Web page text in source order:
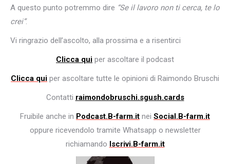
A questo punto potremmo dire “Se il lavoro non ti cerca, te lo
crei”.
Vi ringrazio dell’ascolto, alla prossima e a risentirci
Clicca qui per ascoltare il podcast
Clicca qui per ascoltare tutte le opinioni di Raimondo Bruschi
Contatti raimondobruschi.sgush.cards
Fruibile anche in Podcast.B-farm.it nei Social.B-farm.it
oppure ricevendolo tramite Whatsapp o newsletter
richiamando Iscrivi.B-farm.it